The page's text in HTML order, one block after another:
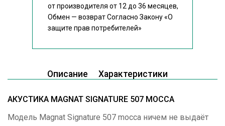
от производителя от 12 до 36 месяцев,
Обмен — возврат Согласно Закону«О
защите прав потребителей»
Описание Характеристики
АКУСТИКА MAGNAT SIGNATURE 507 MOCCA
Модель Magnat Signature 507 mocca ничем не выдаёт